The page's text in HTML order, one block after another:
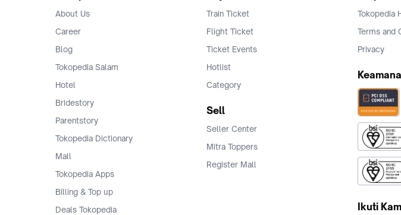
About Us
Career
Blog
Tokopedia Salam
Hotel
Bridestory
Parentstory
Tokopedia Dictionary
Mall
Tokopedia Apps
Billing & Top up
Deals Tokopedia
Train Ticket
Flight Ticket
Ticket Events
Hotlist
Category
Sell
Seller Center
Mitra Toppers
Register Mall
Tokopedia
Terms and
Privacy
Ikuti